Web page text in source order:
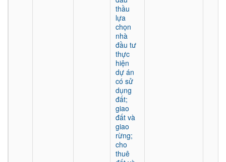
thầu
lựa
chọn
nhà
đầu tư
thực
hiện
dự án
có sử
dụng
đất;
giao
đất và
giao
rừng;
cho
thuê